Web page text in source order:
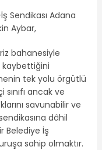
Sendikası Adana
Aybar,
bahanesiyle
kaybettiğini
tek yolu örgütlü
ancak ve
savunabilir ve
dâhil
Belediye İş
sahip olmaktır.